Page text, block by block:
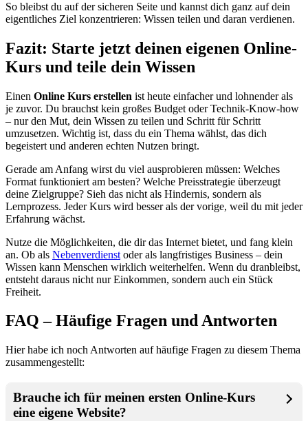
So bleibst du auf der sicheren Seite und kannst dich ganz auf dein
eigentliches Ziel konzentrieren: Wissen teilen und daran verdienen.
Fazit: Starte jetzt deinen eigenen Online-
Kurs und teile dein Wissen
Einen Online Kurs erstellen ist heute einfacher und lohnender als
je zuvor. Du brauchst kein großes Budget oder Technik-Know-how
– nur den Mut, dein Wissen zu teilen und Schritt für Schritt
umzusetzen. Wichtig ist, dass du ein Thema wählst, das dich
begeistert und anderen echten Nutzen bringt.
Gerade am Anfang wirst du viel ausprobieren müssen: Welches
Format funktioniert am besten? Welche Preisstrategie überzeugt
deine Zielgruppe? Sieh das nicht als Hindernis, sondern als
Lernprozess. Jeder Kurs wird besser als der vorige, weil du mit jeder
Erfahrung wächst.
Nutze die Möglichkeiten, die dir das Internet bietet, und fang klein
an. Ob als Nebenverdienst oder als langfristiges Business – dein
Wissen kann Menschen wirklich weiterhelfen. Wenn du dranbleibst,
entsteht daraus nicht nur Einkommen, sondern auch ein Stück
Freiheit.
FAQ – Häufige Fragen und Antworten
Hier habe ich noch Antworten auf häufige Fragen zu diesem Thema
zusammengestellt:
Brauche ich für meinen ersten Online-Kurs
eine eigene Website?